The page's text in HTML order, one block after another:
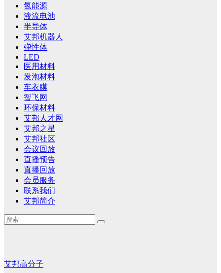
氢能源
液流电池
半导体
艾邦机器人
弹性体
LED
医用材料
发泡材料
车衣膜
智飞网
环保材料
艾邦人才网
艾邦之星
艾邦社区
会议回放
直播预告
直播回放
会员服务
联系我们
艾邦简介
艾邦高分子